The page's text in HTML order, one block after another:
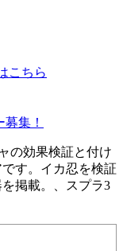
こちら
集！
の効果検証と付け
す。イカ忍を検証
掲載。、スプラ3